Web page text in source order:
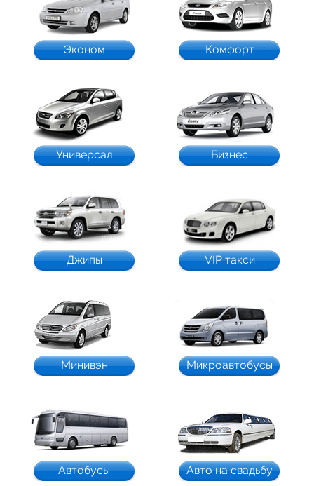
Эконом Комфорт
Универсал Бизнес
Джипы VIP такси
Минивэн Микроавтобусы
Автобусы Авто на свадьбу